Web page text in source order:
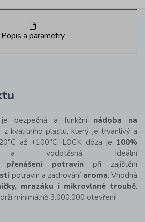
Popis a parametry
je bezpečná a funkční nádoba na
z kvalitního plastu, který je trvanlivý a
až +100°C. LOCK dóza je 100%
Ideální
přenášení potravin při zajištění
potravin a zachování aroma. Vhodná
mrazáku i mikrovlnné troubě.
minimálně 3.000.000 otevření!